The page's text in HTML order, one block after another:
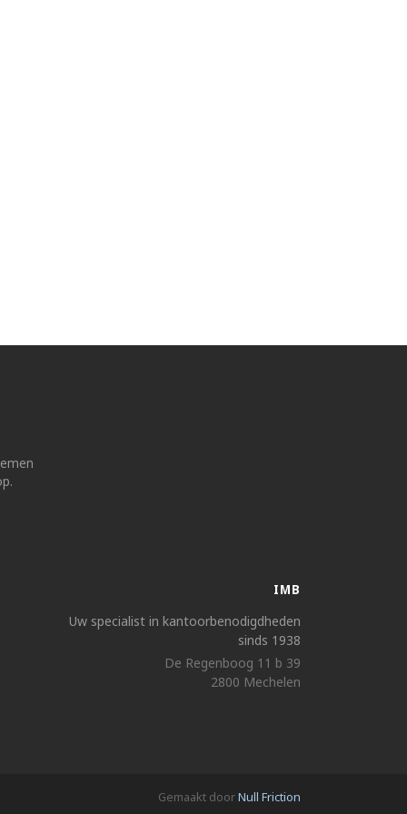
IMB
Uw specialist in kantoorbenodigdheden
sinds 1938
De Regenboog 11 b 39
2800 Mechelen
Gemaakt doorNull Friction